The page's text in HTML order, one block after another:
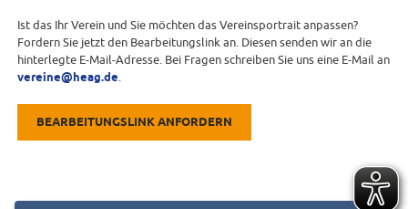
Ist das Ihr Verein und Sie möchten das Vereinsportrait anpassen?
Fordern Sie jetzt den Bearbeitungslink an. Diesen senden wir an die
hinterlegte E-Mail-Adresse. Bei Fragen schreiben Sie uns eine E-Mail an
vereine@heag.de.
BEARBEITUNGSLINK ANFORDERN